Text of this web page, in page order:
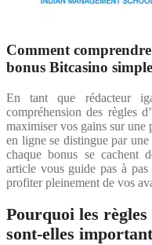
Comment
bonus Bitcasino
En tant que rédacteur
compréhension des règles
maximiser vos gains sur une
en ligne se distingue par
chaque bonus se cachent
article vous guide pas à
profiter pleinement de vos
Pourquoi les règles
sont-elles